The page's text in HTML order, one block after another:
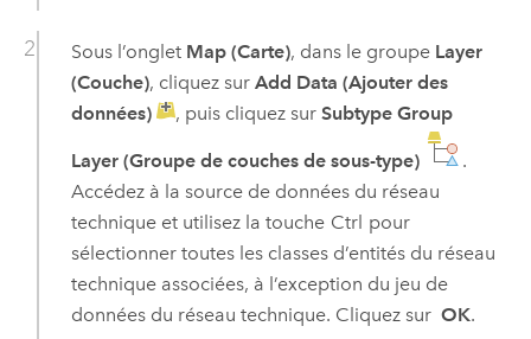
Sous l’onglet Map (Carte), dans le groupe Layer
(Couche), cliquez sur Add Data (Ajouter des
données)
, puis cliquez sur Subtype Group
Layer (Groupe de couches de sous-type)
.
Accédez à la source de données du réseau
technique et utilisez la touche Ctrl pour
sélectionner toutes les classes d’entités du réseau
technique associées, à l’exception du jeu de
données du réseau technique. Cliquez sur OK.